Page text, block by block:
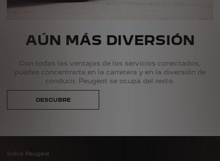
AÚN MÁS DIVERSIÓN
Con todas las ventajas de los servicios conectados,
puedes concentrarte en la carretera y en la diversión de
conducir, Peugeot se ocupa del resto.
DESCUBRE
Sobre Peugeot